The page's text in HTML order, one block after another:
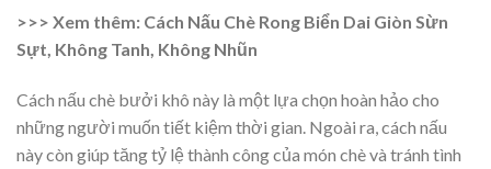
>>> Xem thêm: Cách Nấu Chè Rong Biển Dai Giòn Sừn
Sựt, Không Tanh, Không Nhũn
Cách nấu chè bưởi khô này là một lựa chọn hoàn hảo cho
những người muốn tiết kiệm thời gian. Ngoài ra, cách nấu
này còn giúp tăng tỷ lệ thành công của món chè và tránh tình